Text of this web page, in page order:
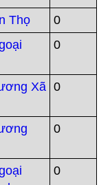
Thọ
0
0
Xã 0
0
0